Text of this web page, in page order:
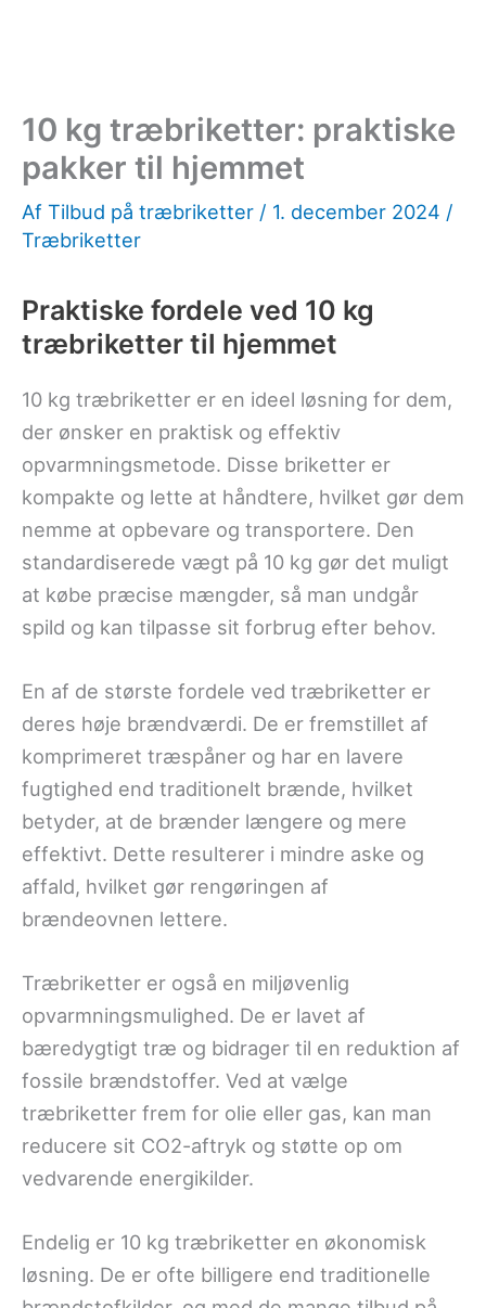
10 kg træbriketter: praktiske
pakker til hjemmet
Af Tilbud på træbriketter / 1. december 2024 /
Træbriketter
Praktiske fordele ved 10 kg
træbriketter til hjemmet
10 kg træbriketter er en ideel løsning for dem,
der ønsker en praktisk og effektiv
opvarmningsmetode. Disse briketter er
kompakte og lette at håndtere, hvilket gør dem
nemme at opbevare og transportere. Den
standardiserede vægt på 10 kg gør det muligt
at købe præcise mængder, så man undgår
spild og kan tilpasse sit forbrug efter behov.
En af de største fordele ved træbriketter er
deres høje brændværdi. De er fremstillet af
komprimeret træspåner og har en lavere
fugtighed end traditionelt brænde, hvilket
betyder, at de brænder længere og mere
effektivt. Dette resulterer i mindre aske og
affald, hvilket gør rengøringen af
brændeovnen lettere.
Træbriketter er også en miljøvenlig
opvarmningsmulighed. De er lavet af
bæredygtigt træ og bidrager til en reduktion af
fossile brændstoffer. Ved at vælge
træbriketter frem for olie eller gas, kan man
reducere sit CO2-aftryk og støtte op om
vedvarende energikilder.
Endelig er 10 kg træbriketter en økonomisk
løsning. De er ofte billigere end traditionelle